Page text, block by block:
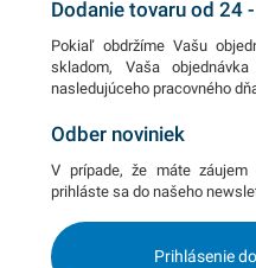
Dodanie tovaru od 24
Pokiaľ obdržíme Vašu
skladom, Vaša
nasledujúceho pracovného
Odber noviniek
V prípade, že máte záujem
prihláste sa do našeho
Prihlásenie